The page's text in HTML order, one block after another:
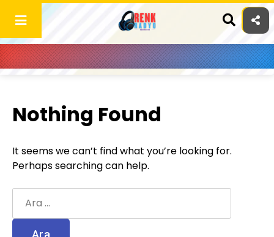
content
Nothing Found
It seems we can’t find what you’re looking for.
Perhaps searching can help.